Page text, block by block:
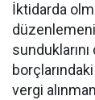
İktidarda
vergi